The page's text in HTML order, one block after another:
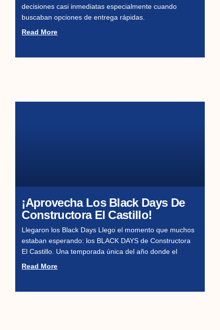
decisiones casi inmediatas especialmente cuando
buscaban opciones de entrega rápidas.
Read More
¡Aprovecha Los Black Days De
Constructora El Castillo!
Llegaron los Black Days Llego el momento que muchos
estaban esperando: los BLACK DAYS de Constructora
El Castillo. Una temporada única del año donde el
Read More